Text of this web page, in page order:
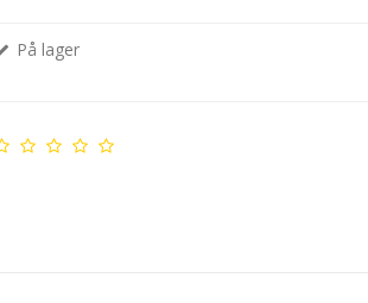
På lager